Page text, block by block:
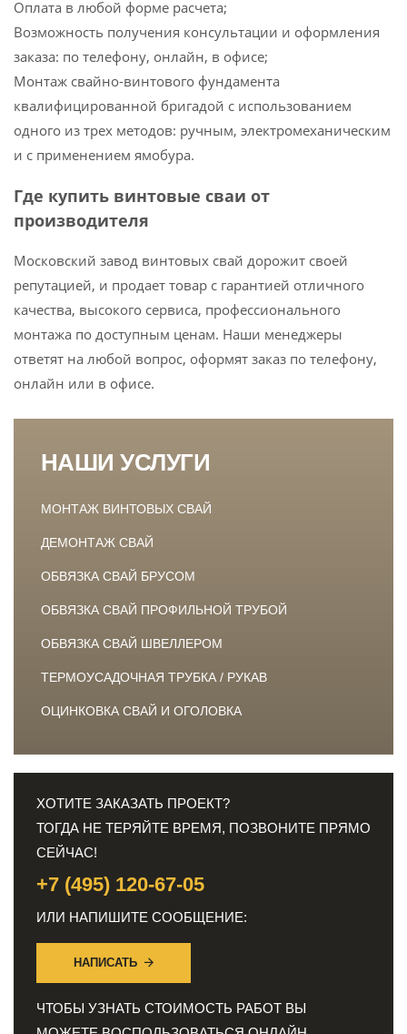
Оплата в любой форме расчета;
Возможность получения консультации и оформления
заказа: по телефону, онлайн, в офисе;
Монтаж свайно-винтового фундамента
квалифицированной бригадой с использованием
одного из трех методов: ручным, электромеханическим
и с применением ямобура.
Где купить винтовые сваи от
производителя
Московский завод винтовых свай дорожит своей
репутацией, и продает товар с гарантией отличного
качества, высокого сервиса, профессионального
монтажа по доступным ценам. Наши менеджеры
ответят на любой вопрос, оформят заказ по телефону,
онлайн или в офисе.
НАШИ УСЛУГИ
МОНТАЖ ВИНТОВЫХ СВАЙ
ДЕМОНТАЖ СВАЙ
ОБВЯЗКА СВАЙ БРУСОМ
ОБВЯЗКА СВАЙ ПРОФИЛЬНОЙ ТРУБОЙ
ОБВЯЗКА СВАЙ ШВЕЛЛЕРОМ
ТЕРМОУСАДОЧНАЯ ТРУБКА / РУКАВ
ОЦИНКОВКА СВАЙ И ОГОЛОВКА
ХОТИТЕ ЗАКАЗАТЬ ПРОЕКТ?
ТОГДА НЕ ТЕРЯЙТЕ ВРЕМЯ, ПОЗВОНИТЕ ПРЯМО
СЕЙЧАС!
+7 (495) 120-67-05
ИЛИ НАПИШИТЕ СООБЩЕНИЕ:
НАПИСАТЬ
ЧТОБЫ УЗНАТЬ СТОИМОСТЬ РАБОТ ВЫ